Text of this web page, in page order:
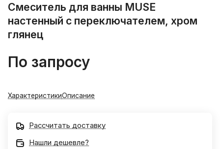
Смеситель для ванны MUSE
настенный с переключателем, хром
глянец
По запросу
ХарактеристикиОписание
Рассчитать доставку
Нашли дешевле?